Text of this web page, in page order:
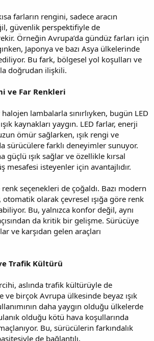
farların rengini, sadece aracın
güvenlik perspektifiyle de
Örneğin Avrupa’da gündüz farları için
Japonya ve bazı Asya ülkelerinde
Bu fark, bölgesel yol koşulları ve
doğrudan ilişkili.
ve Far Renkleri
lambalarla sınırlıyken, bugün LED
kaynakları yaygın. LED farlar, enerji
ömür sağlarken, ışık rengi ve
da sürücülere farklı deneyimler sunuyor.
güçlü ışık sağlar ve özellikle kırsal
mesafesi isteyenler için avantajlıdır.
seçenekleri de çoğaldı. Bazı modern
otomatik olarak çevresel ışığa göre renk
Bu, yalnızca konfor değil, aynı
da kritik bir gelişme. Sürücüye
ve karşıdan gelen araçları
Trafik Kültürü
aslında trafik kültürüyle de
ve birçok Avrupa ülkesinde beyaz ışık
daha yaygın olduğu ülkelerde
olduğu kötü hava koşullarında
Bu, sürücülerin farkındalık
de bağlantılı.